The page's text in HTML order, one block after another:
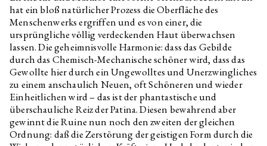
hat ein bloß natürlicher Prozess die Oberfläche des
Menschenwerks ergriffen und es von einer, die
ursprüngliche völlig verdeckenden Haut überwachsen
lassen. Die geheimnisvolle Harmonie: dass das Gebilde
durch das Chemisch-Mechanische schöner wird, dass das
Gewollte hier durch ein Ungewolltes und Unerzwingliches
zu einem anschaulich Neuen, oft Schöneren und wieder
Einheitlichen wird – das ist der phantastische und
überschauliche Reiz der Patina. Diesen bewahrend aber
gewinnt die Ruine nun noch den zweiten der gleichen
Ordnung: daß die Zerstörung der geistigen Form durch die